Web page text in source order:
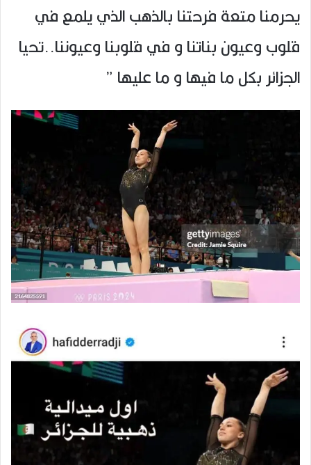
يحرمنا متعة فرحتنا بالذهب الذي يلمع في
قلوب وعيون بناتنا و في قلوبنا وعيوننا..تحيا
الجزائر بكل ما فيها و ما عليها ”